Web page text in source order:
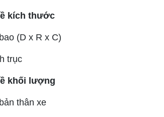
kích thước
(D x R x C)
trục
khối lượng
thân xe